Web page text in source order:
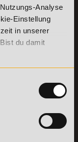
Analyse
Einstellung
in unserer
du damit
Lehr- und
Lernmethoden
PreisFAIRsprechen
Online Campus
Bring a Friend
Partnerprogramm
Stellenangebote